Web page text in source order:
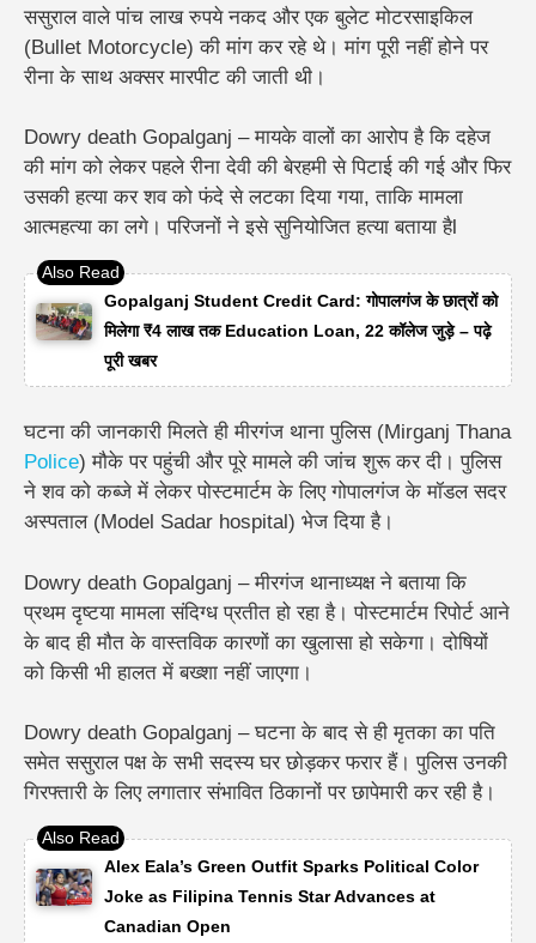
ससुराल वाले पांच लाख रुपये नकद और एक बुलेट मोटरसाइकिल
(Bullet Motorcycle) की मांग कर रहे थे। मांग पूरी नहीं होने पर
रीना के साथ अक्सर मारपीट की जाती थी।
Dowry death Gopalganj – मायके वालों का आरोप है कि दहेज
की मांग को लेकर पहले रीना देवी की बेरहमी से पिटाई की गई और फिर
उसकी हत्या कर शव को फंदे से लटका दिया गया, ताकि मामला
आत्महत्या का लगे। परिजनों ने इसे सुनियोजित हत्या बताया हैl
Gopalganj Student Credit Card: गोपालगंज के छात्रों को
मिलेगा ₹4 लाख तक Education Loan, 22 कॉलेज जुड़े – पढ़े
पूरी खबर
घटना की जानकारी मिलते ही मीरगंज थाना पुलिस (Mirganj Thana
Police) मौके पर पहुंची और पूरे मामले की जांच शुरू कर दी। पुलिस
ने शव को कब्जे में लेकर पोस्टमार्टम के लिए गोपालगंज के मॉडल सदर
अस्पताल (Model Sadar hospital) भेज दिया है।
Dowry death Gopalganj – मीरगंज थानाध्यक्ष ने बताया कि
प्रथम दृष्टया मामला संदिग्ध प्रतीत हो रहा है। पोस्टमार्टम रिपोर्ट आने
के बाद ही मौत के वास्तविक कारणों का खुलासा हो सकेगा। दोषियों
को किसी भी हालत में बख्शा नहीं जाएगा।
Dowry death Gopalganj – घटना के बाद से ही मृतका का पति
समेत ससुराल पक्ष के सभी सदस्य घर छोड़कर फरार हैं। पुलिस उनकी
गिरफ्तारी के लिए लगातार संभावित ठिकानों पर छापेमारी कर रही है।
Alex Eala’s Green Outfit Sparks Political Color
Joke as Filipina Tennis Star Advances at
Canadian Open